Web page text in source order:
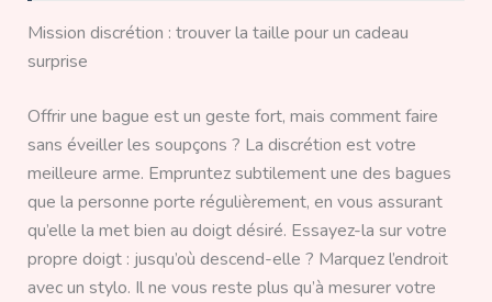
Mission discrétion : trouver la taille pour un cadeau
surprise
Offrir une bague est un geste fort, mais comment faire
sans éveiller les soupçons ? La discrétion est votre
meilleure arme. Empruntez subtilement une des bagues
que la personne porte régulièrement, en vous assurant
qu’elle la met bien au doigt désiré. Essayez-la sur votre
propre doigt : jusqu’où descend-elle ? Marquez l’endroit
avec un stylo. Il ne vous reste plus qu’à mesurer votre